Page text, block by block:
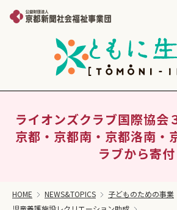
ライオンズクラブ国際協会
京都・京都南・京都洛南・
ラブから寄付
HOME NEWS&TOPICS
子どものための事業